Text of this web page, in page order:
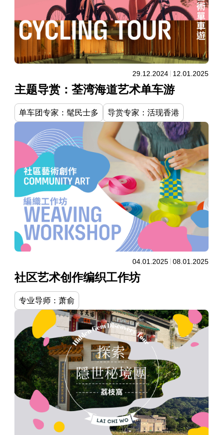
29.12.2024 12.01.2025
主题导赏：荃湾海道艺术单车游
单车团专家：髦民士多 导赏专家：活现香港
04.01.2025 08.01.2025
社区艺术创作编织工作坊
专业导师：萧俞